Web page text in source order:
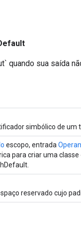
quando sua saída
simbólico de um
escopo, entrada
para criar uma
reservado cujo